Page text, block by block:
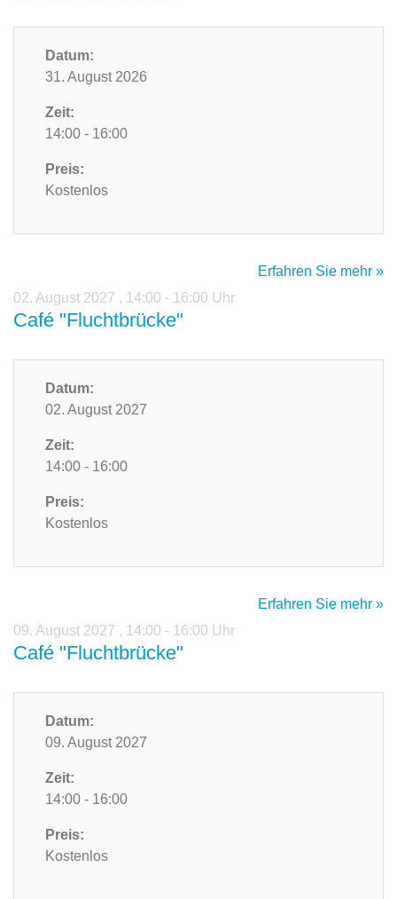
Datum:
31. August 2026
Zeit:
14:00 - 16:00
Preis:
Kostenlos
Erfahren Sie mehr »
02. August 2027 , 14:00 - 16:00 Uhr
Café "Fluchtbrücke"
Datum:
02. August 2027
Zeit:
14:00 - 16:00
Preis:
Kostenlos
Erfahren Sie mehr »
09. August 2027 , 14:00 - 16:00 Uhr
Café "Fluchtbrücke"
Datum:
09. August 2027
Zeit:
14:00 - 16:00
Preis:
Kostenlos